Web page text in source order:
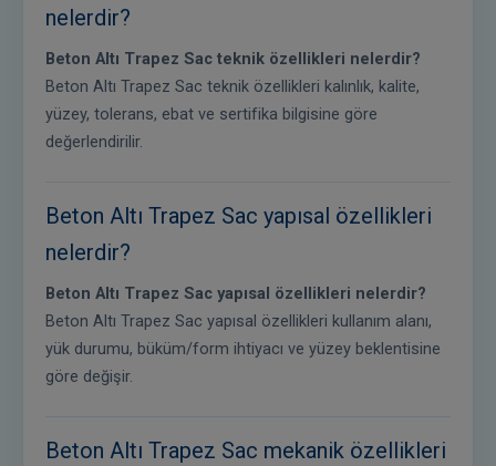
nelerdir?
Beton Altı Trapez Sac teknik özellikleri nelerdir?
Beton Altı Trapez Sac teknik özellikleri kalınlık, kalite,
yüzey, tolerans, ebat ve sertifika bilgisine göre
değerlendirilir.
Beton Altı Trapez Sac yapısal özellikleri
nelerdir?
Beton Altı Trapez Sac yapısal özellikleri nelerdir?
Beton Altı Trapez Sac yapısal özellikleri kullanım alanı,
yük durumu, büküm/form ihtiyacı ve yüzey beklentisine
göre değişir.
Beton Altı Trapez Sac mekanik özellikleri